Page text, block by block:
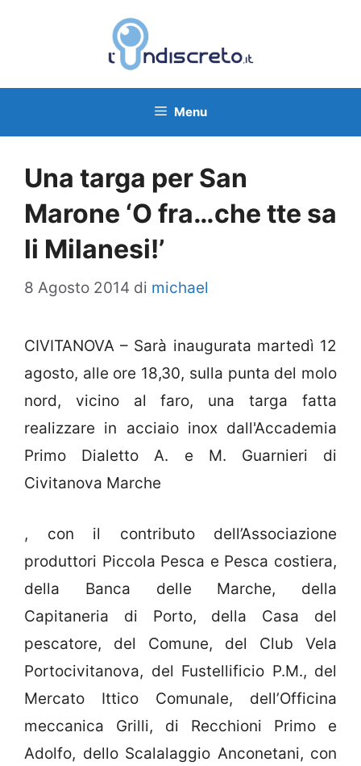
Menu
Una targa per San
Marone ‘O fra…che tte sa
li Milanesi!’
8 Agosto 2014 di michael
CIVITANOVA – Sarà inaugurata martedì 12
agosto, alle ore 18,30, sulla punta del molo
nord, vicino al faro, una targa fatta
realizzare in acciaio inox dall'Accademia
Primo Dialetto A. e M. Guarnieri di
Civitanova Marche
, con il contributo dell’Associazione
produttori Piccola Pesca e Pesca costiera,
della Banca delle Marche, della
Capitaneria di Porto, della Casa del
pescatore, del Comune, del Club Vela
Portocivitanova, del Fustellificio P.M., del
Mercato Ittico Comunale, dell’Officina
meccanica Grilli, di Recchioni Primo e
Adolfo, dello Scalalaggio Anconetani, con